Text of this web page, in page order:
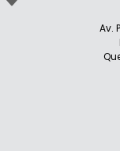
Av.